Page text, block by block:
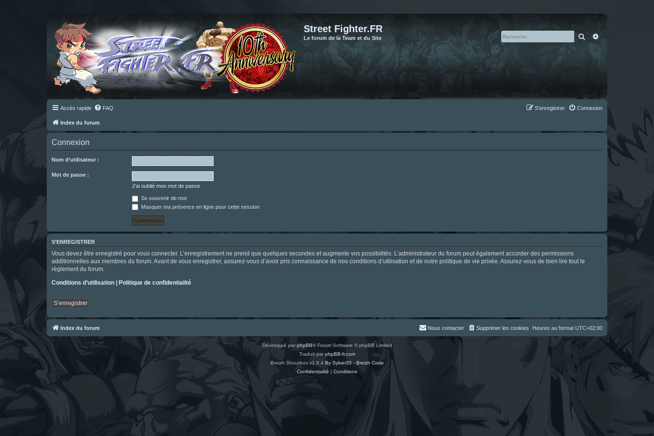
Street Fighter.FR
Le forum de la Team et du Site Rechercher
Accès rapide FAQ Connexion
S’enregistrer
Index du forum
Connexion
Nom d’utilisateur :
Mot de passe :
J’ai oublié mon mot de passe
Se souvenir de moi
Masquer ma présence en ligne pour cette session
S’ENREGISTRER
Vous devez être enregistré pour vous connecter. L’enregistrement ne prend que quelques secondes et augmente vos possibilités. L’administrateur du forum peut également accorder des permissions
additionnelles aux membres du forum. Avant de vous enregistrer, assurez-vous d’avoir pris connaissance de nos conditions d’utilisation et de notre politique de vie privée. Assurez-vous de bien lire tout le
règlement du forum.
Conditions d’utilisation | Politique de confidentialité
S’enregistrer
Index du forum Heures au format UTC+02:00
Supprimer les cookies
Nous contacter
Développé par phpBB® Forum Software © phpBB Limited
Traduit parphpBB-fr.com
Breizh Shoutbox v1.8.4 By Sylver35 - Breizh Code
Confidentialité | Conditions